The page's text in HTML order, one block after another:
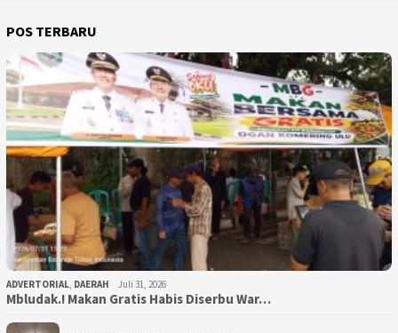
POS TERBARU
ADVERTORIAL, DAERAH Juli 31, 2026
Mbludak.! Makan Gratis Habis Diserbu War…